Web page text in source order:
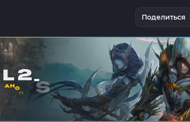
Поделиться